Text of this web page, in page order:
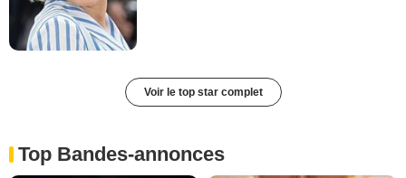
Voir le top star complet
Top Bandes-annonces